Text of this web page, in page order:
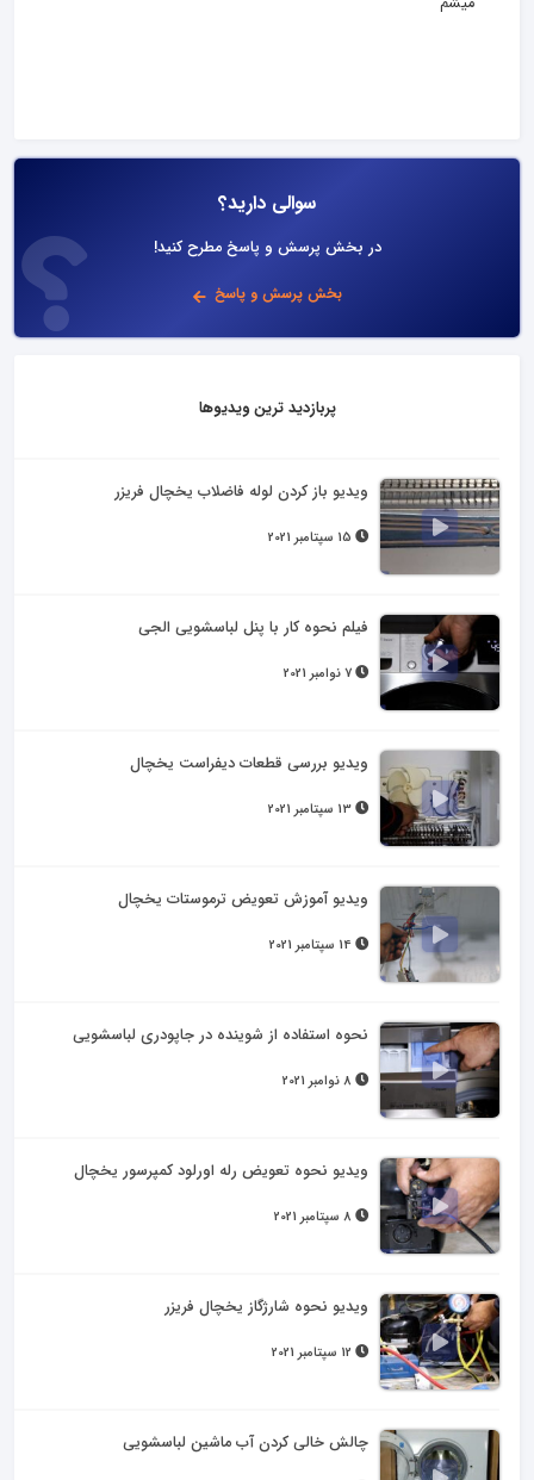
سوالی دارید؟
در بخش پرسش و پاسخ مطرح کنید!
بخش پرسش و پاسخ
پربازدید ترین ویدیوها
ویدیو باز کردن لوله فاضلاب یخچال فریزر
فیلم نحوه کار با پنل لباسشویی الجی
ویدیو بررسی قطعات دیفراست یخچال
ویدیو آموزش تعویض ترموستات یخچال
نحوه استفاده از شوینده در جاپودری لباسشویی
ویدیو نحوه تعویض رله اورلود کمپرسور یخچال
ویدیو نحوه شارژگاز یخچال فریزر
چالش خالی کردن آب ماشین لباسشویی